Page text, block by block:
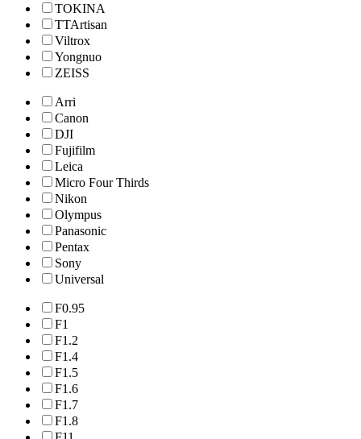
TOKINA
TTArtisan
Viltrox
Yongnuo
ZEISS
Arri
Canon
DJI
Fujifilm
Leica
Micro Four Thirds
Nikon
Olympus
Panasonic
Pentax
Sony
Universal
F0.95
F1
F1.2
F1.4
F1.5
F1.6
F1.7
F1.8